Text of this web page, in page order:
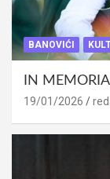
BANOVIĆI
IN
19/01/2026